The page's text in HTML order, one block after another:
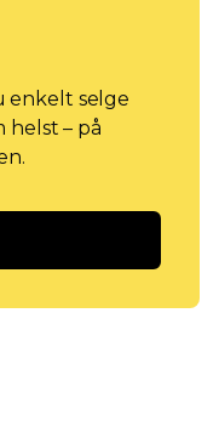
enkelt selge
helst – på